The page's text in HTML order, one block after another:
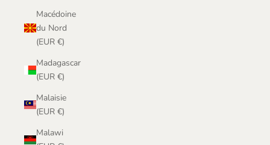
Macédoine
du Nord
(EUR €)
Madagascar
(EUR €)
Malaisie
(EUR €)
Malawi